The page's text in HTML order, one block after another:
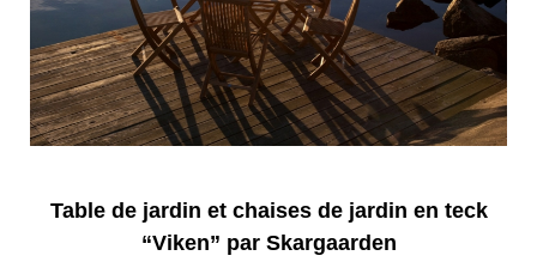
Table de jardin et chaises de jardin en teck
“Viken” par Skargaarden